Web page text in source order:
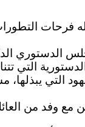
فرحات
الدستوري
التي
التي يبذلها،
مع وفد من